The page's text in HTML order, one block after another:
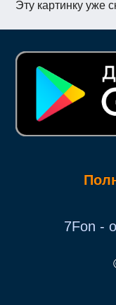
Эту картинку уже
7Fon -